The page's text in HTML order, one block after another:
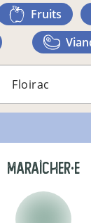
fruits
maraîcher·e